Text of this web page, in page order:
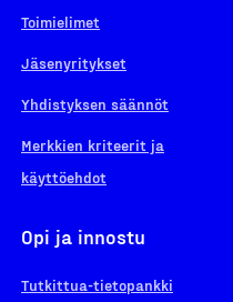
Toimielimet
Jäsenyritykset
Yhdistyksen säännöt
Merkkien kriteerit ja
käyttöehdot
Opi ja innostu
Tutkittua-tietopankki